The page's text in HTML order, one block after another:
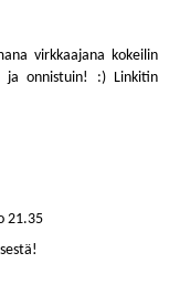
virkkaajana kokeilin
ja onnistuin! :) Linkitin
21.35